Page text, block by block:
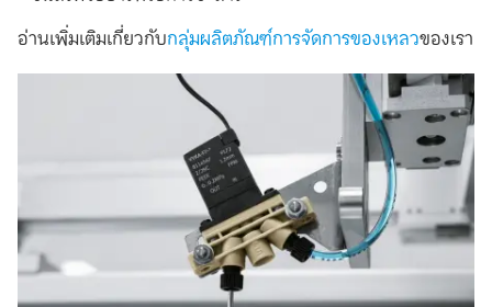
อ่านเพิ่มเติมเกี่ยวกับกลุ่มผลิตภัณฑ์การจัดการของเหลวของเรา